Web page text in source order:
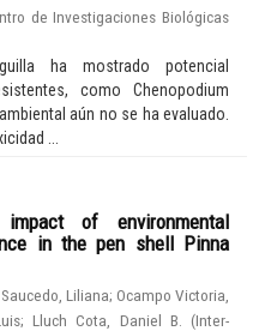
de Investigaciones Biológicas
ha mostrado potencial
como Chenopodium
aún no se ha evaluado.
...
of environmental
in the pen shell Pinna
Liliana; Ocampo Victoria,
;Lluch Cota, Daniel B. (Inter-